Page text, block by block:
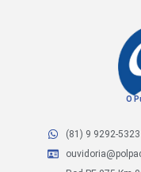
O
(81) 9 9292-5323